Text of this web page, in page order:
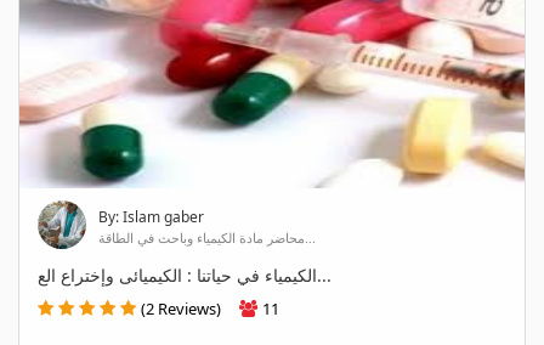
By: Islam gaber
محاضر مادة الكيمياء وباحث في الطاقة...
الكيمياء في حياتنا : الكيميائى وإختراع الع...
(2 Reviews) 11